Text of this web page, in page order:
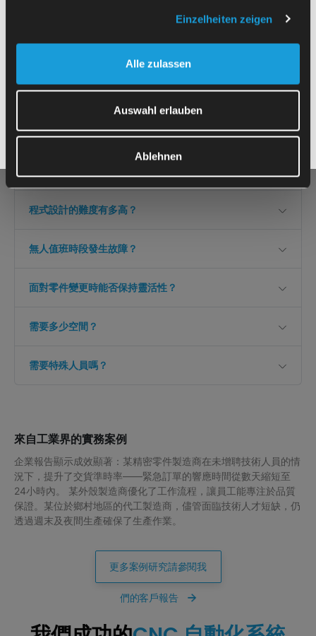
Einzelheiten zeigen
Alle zulassen
Auswahl erlauben
Ablehnen
若產品更換頻繁，建議起訂量為 5 至 10 件。透過攝影機控
制的最適量：5 至 5,000 件。
回收期？
程式設計的難度有多高？
無人值班時段發生故障？
面對零件變更時能否保持靈活性？
需要多少空間？
需要特殊人員嗎？
來自工業界的實務案例
企業報告顯示成效顯著：某精密零件製造商在未增聘技術人員的情
況下，提升了交貨準時率——緊急訂單的響應時間從數天縮短至
24小時內。 某外殼製造商優化了工作流程，讓員工能專注於品質
保證。某位於鄉村地區的代工製造商，儘管面臨技術人才短缺，仍
透過週末及夜間生產確保了生產作業。
更多案例研究請參閱我
們的客戶報告
提交後，即表示我同意依
《 隱私權政策》